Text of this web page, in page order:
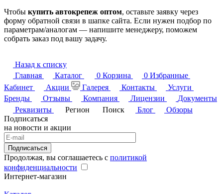
Чтобы купить автокрепеж оптом, оставьте заявку через
форму обратной связи в шапке сайта. Если нужен подбор по
параметрам/аналогам — напишите менеджеру, поможем
собрать заказ под вашу задачу.
Назад к списку
Главная
Каталог 0 Корзина 0 Избранные
Кабинет
Акции Галерея Контакты
Услуги
Бренды
Отзывы Компания Лицензии
Документы
Реквизиты
Регион Поиск Блог
Обзоры
Подписаться
на новости и акции
Подписаться
Продолжая, вы соглашаетесь с политикой
конфиденциальности
Интернет-магазин